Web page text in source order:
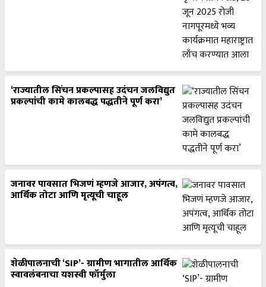
‘राज्यातील सिंचन प्रकल्पासह उदंचन जलविद्युत
प्रकल्पांची कामे कालबद्ध पद्धतीने पूर्ण करा’
जनावर पावसात भिजणं म्हणजे आजार, अपंगत्व,
आर्थिक तोटा आणि मृत्यूची चाहूल
शेळीपालनाची ‘SIP’- ग्रामीण भागातील आर्थिक
स्वावलंबनाचा यशस्वी फॉर्मुला